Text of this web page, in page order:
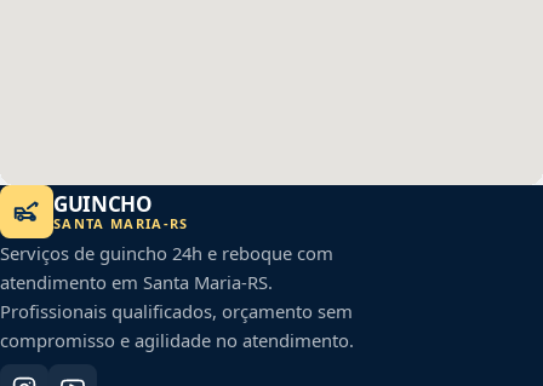
GUINCHO
SANTA MARIA -RS
Serviços de guincho 24h e reboque com
atendimento em Santa Maria-RS.
Profissionais qualificados, orçamento sem
compromisso e agilidade no atendimento.